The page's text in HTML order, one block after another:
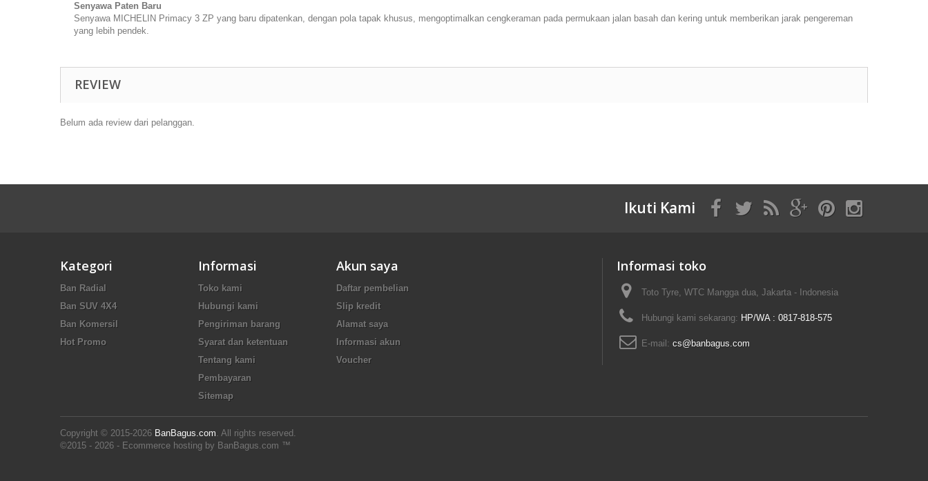
Senyawa Paten Baru
Senyawa MICHELIN Primacy 3 ZP yang baru dipatenkan, dengan pola tapak khusus, mengoptimalkan cengkeraman pada permukaan jalan basah dan kering untuk memberikan jarak pengereman
yang lebih pendek.
REVIEW
Belum ada review dari pelanggan.
Ikuti Kami
Kategori
Ban Radial
Ban SUV 4X4
Ban Komersil
Hot Promo
Informasi
Toko kami
Hubungi kami
Pengiriman barang
Syarat dan ketentuan
Tentang kami
Pembayaran
Sitemap
Copyright © 2015-2026 BanBagus.com. All rights reserved.
©2015 - 2026 - Ecommerce hosting by BanBagus.com ™
Akun saya
Daftar pembelian
Slip kredit
Alamat saya
Informasi akun
Voucher
Informasi toko
Toto Tyre, WTC Mangga dua, Jakarta - Indonesia
Hubungi kami sekarang: HP/WA : 0817-818-575
E-mail: cs@banbagus.com